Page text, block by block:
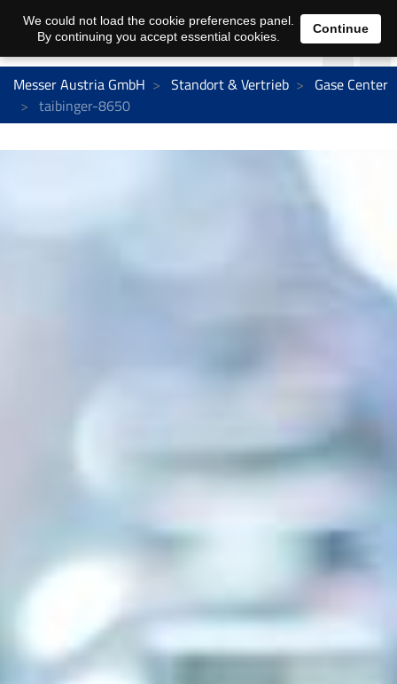
Messer Austria GmbH Standort & Vertrieb
Gase Center
taibinger-8650
We could not load the cookie preferences panel.
By continuing you accept essential cookies.
Continue